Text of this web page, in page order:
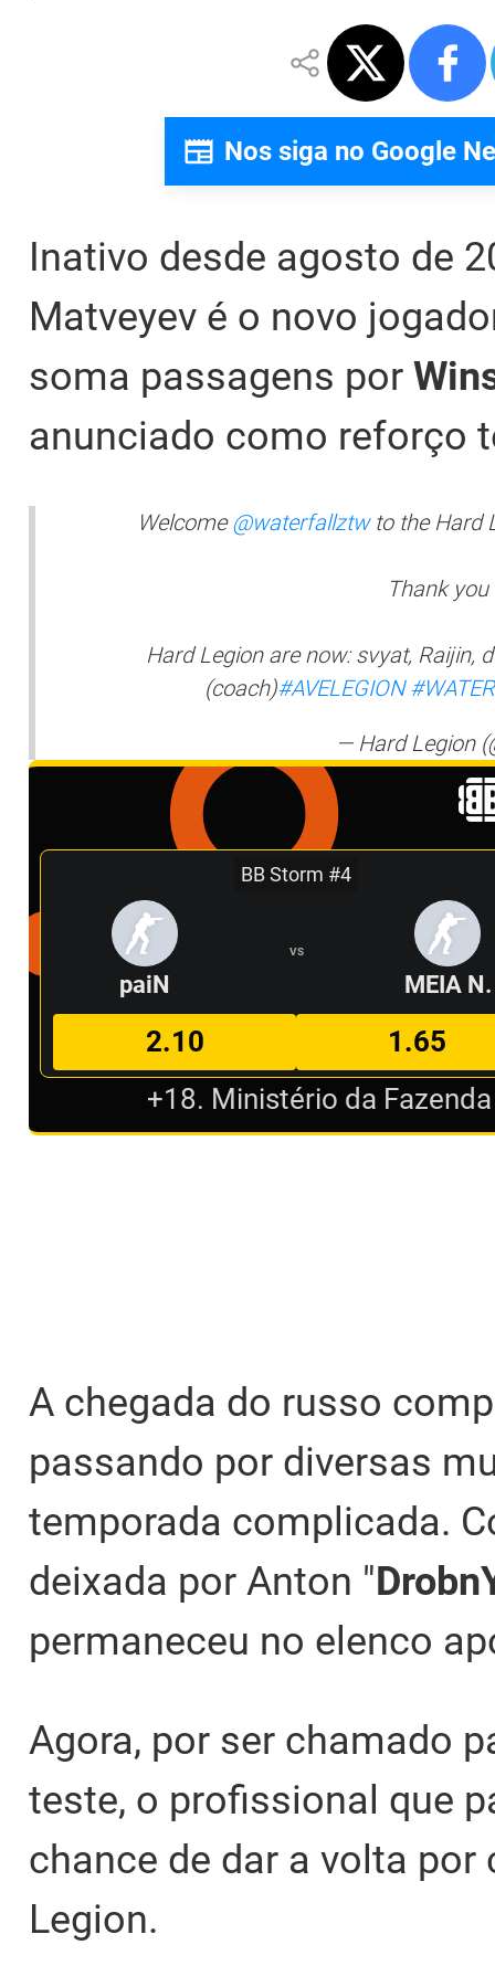
Nos siga no Google
Inativo desde agosto de
Matveyev é o novo
soma passagens por
anunciado como reforço
Welcome@waterfallztwto the Hard
Thank
Hard Legion are now: svyat, Raijin,
(coach)#AVELEGION
— Hard Legion
BB Storm #4
paiN
VS
MEIA N.
2.10
1.65
+18. Ministério da
A chegada do russo
passando por diversas
temporada complicada.
deixada por Anton "
permaneceu no elenco
Agora, por ser chamado
teste, o profissional que
chance de dar a volta
Legion.